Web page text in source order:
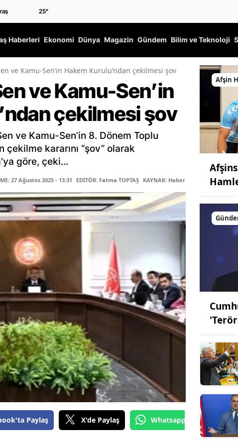
25°
Haberleri Ekonomi Dünya Magazin Gündem Bilim ve Teknoloji
ve Kamu-Sen’in Hakem Kurulu’ndan çekilmesi şov
ve Kamu-Sen’in
çekilmesi şov
ve Kamu-Sen’in 8. Dönem Toplu
çekilme kararını “şov” olarak
göre, çeki...
27 Ağustos 2025 - 13:31 EDİTÖR: Fatma TOPTAŞ KAYNAK: Haber Merkezi
Paylaş X'de Paylaş Whatsapp'tan Gönder
Afşin